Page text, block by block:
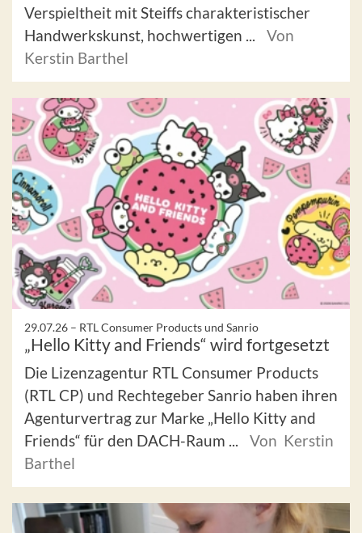
Verspieltheit mit Steiffs charakteristischer
Handwerkskunst, hochwertigen ...
Von
Kerstin Barthel
29.07.26 – RTL Consumer Products und Sanrio
„Hello Kitty and Friends“ wird fortgesetzt
Die Lizenzagentur RTL Consumer Products
(RTL CP) und Rechtegeber Sanrio haben ihren
Agenturvertrag zur Marke „Hello Kitty and
Friends“ für den DACH-Raum ...
Von Kerstin
Barthel